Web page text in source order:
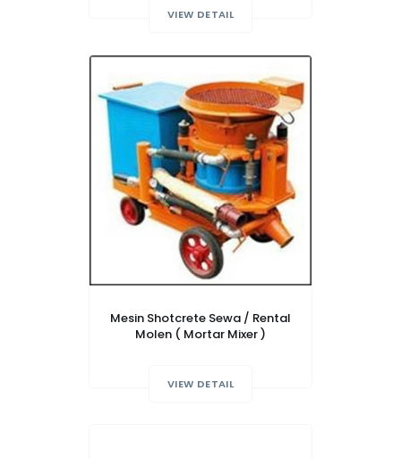
VIEW DETAIL
Mesin Shotcrete Sewa / Rental
Molen ( Mortar Mixer )
VIEW DETAIL